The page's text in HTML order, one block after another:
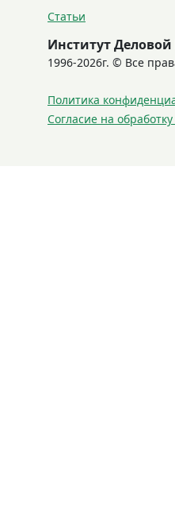
Статьи
Институт
1996-2026г. © Все
Политика
Согласие на